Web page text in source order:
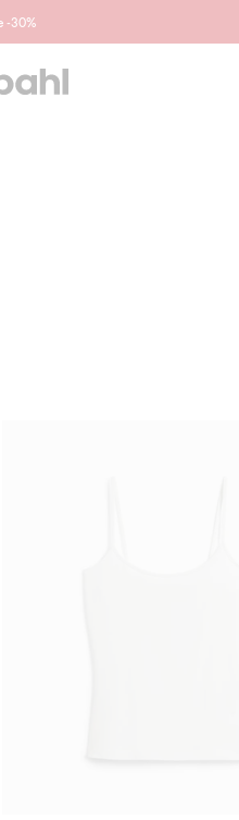
-30%
10.8 w sklepach Kappahl i
nie łączymy